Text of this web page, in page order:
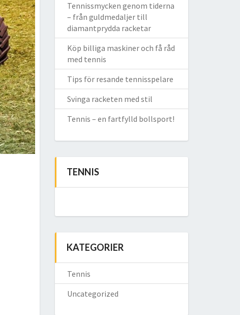
Tennissmycken genom tiderna
– från guldmedaljer till
diamantprydda racketar
Köp billiga maskiner och få råd
med tennis
Tips för resande tennisspelare
Svinga racketen med stil
Tennis – en fartfylld bollsport!
TENNIS
KATEGORIER
Tennis
Uncategorized